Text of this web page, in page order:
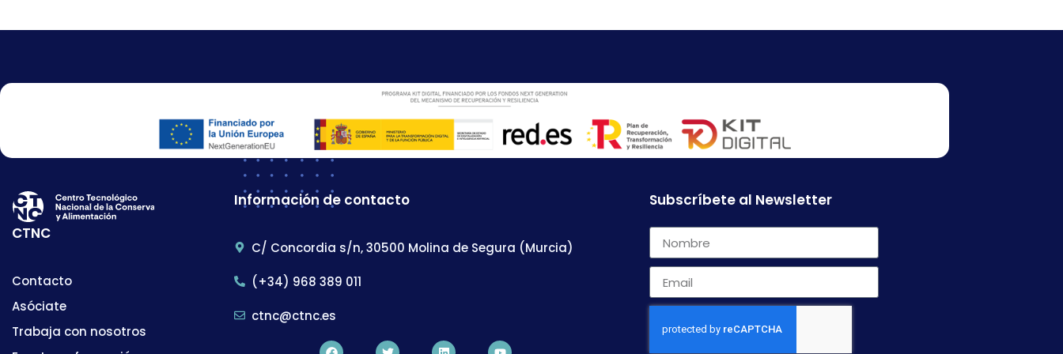
CTNC
Contacto
Asóciate
Trabaja con nosotros
Información de contacto
C/ Concordia s/n, 30500 Molina de Segura (Murcia)
(+34) 968 389 011
ctnc@ctnc.es
Subscríbete al Newsletter